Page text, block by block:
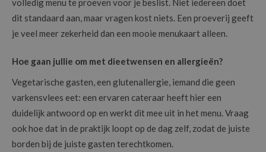
volledig menu te proeven voor je beslist. Niet iedereen doet
dit standaard aan, maar vragen kost niets. Een proeverij geeft
je veel meer zekerheid dan een mooie menukaart alleen.
Hoe gaan jullie om met dieetwensen en allergieën?
Vegetarische gasten, een glutenallergie, iemand die geen
varkensvlees eet: een ervaren cateraar heeft hier een
duidelijk antwoord op en werkt dit mee uit in het menu. Vraag
ook hoe dat in de praktijk loopt op de dag zelf, zodat de juiste
borden bij de juiste gasten terechtkomen.